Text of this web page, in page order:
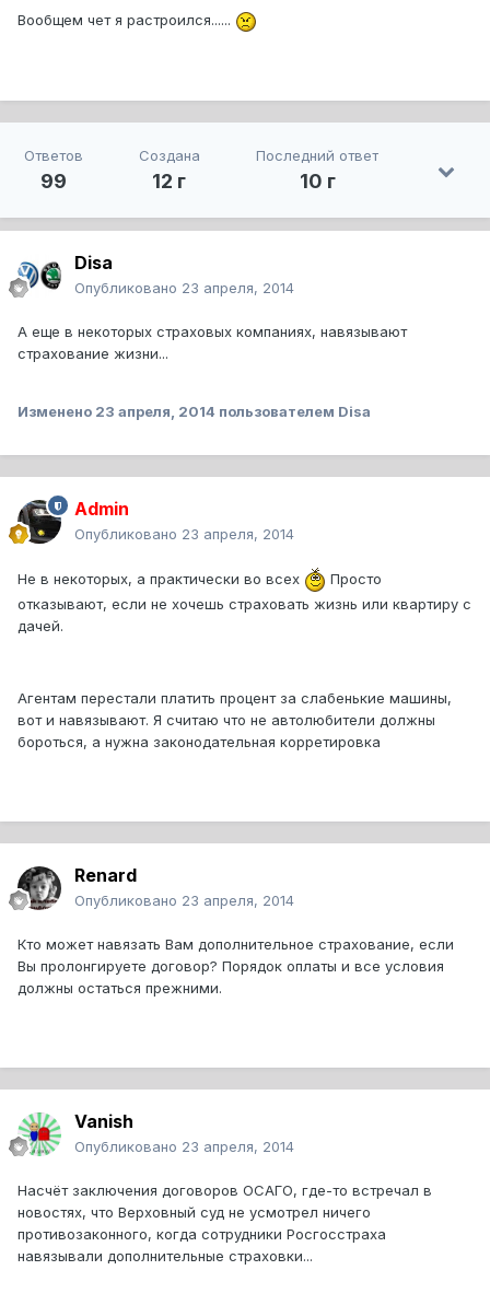
Вообщем чет я растроился......
Ответов
99
Создана
12 г
Последний ответ
10 г
Disa
Опубликовано 23 апреля, 2014
А еще в некоторых страховых компаниях, навязывают
страхование жизни...
Изменено 23 апреля, 2014 пользователем Disa
Admin
Опубликовано 23 апреля, 2014
Не в некоторых, а практически во всех
Просто
отказывают, если не хочешь страховать жизнь или квартиру с
дачей.
Агентам перестали платить процент за слабенькие машины,
вот и навязывают. Я считаю что не автолюбители должны
бороться, а нужна законодательная корретировка
Renard
Опубликовано 23 апреля, 2014
Кто может навязать Вам дополнительное страхование, если
Вы пролонгируете договор? Порядок оплаты и все условия
должны остаться прежними.
Vanish
Опубликовано 23 апреля, 2014
Насчёт заключения договоров ОСАГО, где-то встречал в
новостях, что Верховный суд не усмотрел ничего
противозаконного, когда сотрудники Росгосстраха
навязывали дополнительные страховки...